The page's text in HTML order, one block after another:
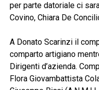
per parte datoriale ci
Covino, Chiara De
A Donato Scarinzi il
comparto artigiano
Dirigenti d’azienda.
Flora Giovambattista